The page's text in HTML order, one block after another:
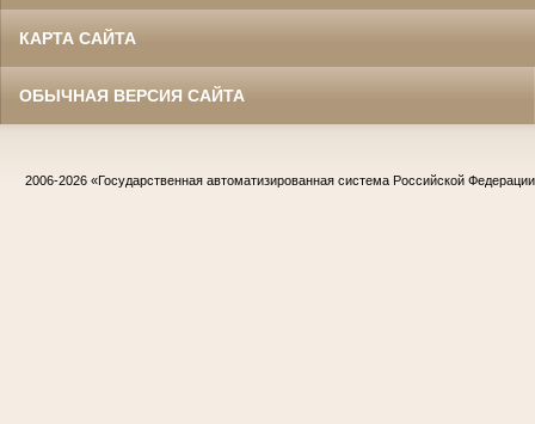
КАРТА САЙТА
ОБЫЧНАЯ ВЕРСИЯ САЙТА
2006-2026 «Государственная автоматизированная система Российской